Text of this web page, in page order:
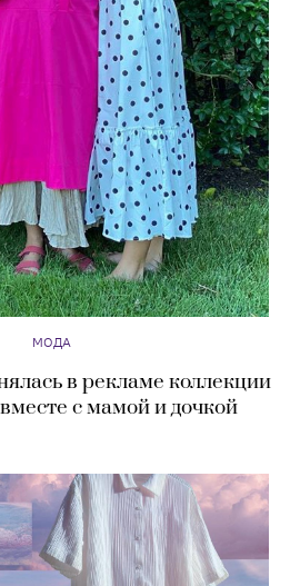
МОДА
в рекламе коллекции
с мамой и дочкой